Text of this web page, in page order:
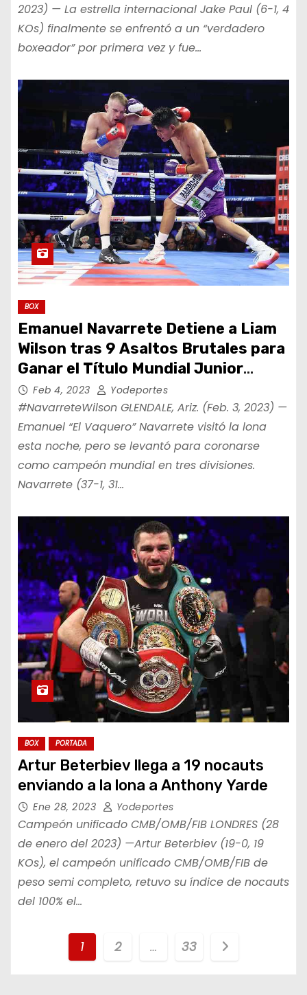
2023) — La estrella internacional Jake Paul (6-1, 4
KOs) finalmente se enfrentó a un “verdadero
boxeador” por primera vez y fue…
BOX
Emanuel Navarrete Detiene a Liam
Wilson tras 9 Asaltos Brutales para
Ganar el Título Mundial Junior
Ligero de la OMB
Feb 4, 2023 Yodeportes
#NavarreteWilson GLENDALE, Ariz. (Feb. 3, 2023) —
Emanuel “El Vaquero” Navarrete visitó la lona
esta noche, pero se levantó para coronarse
como campeón mundial en tres divisiones.
Navarrete (37-1, 31…
BOX PORTADA
Artur Beterbiev llega a 19 nocauts
enviando a la lona a Anthony Yarde
Ene 28, 2023 Yodeportes
Campeón unificado CMB/OMB/FIB LONDRES (28
de enero del 2023) —Artur Beterbiev (19-0, 19
KOs), el campeón unificado CMB/OMB/FIB de
peso semi completo, retuvo su índice de nocauts
del 100% el…
1 2 … 33